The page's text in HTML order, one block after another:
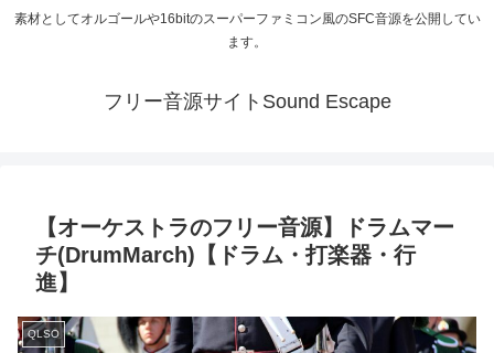
素材としてオルゴールや16bitのスーパーファミコン風のSFC音源を公開してい
ます。
フリー音源サイトSound Escape
【オーケストラのフリー音源】ドラムマー
チ(DrumMarch)【ドラム・打楽器・行
進】
QLSO